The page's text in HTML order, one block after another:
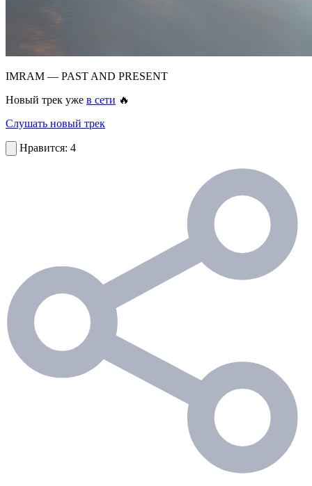
IMRAM — PAST AND PRESENT
Новый трек уже в сети 🔥
Слушать новый трек
4